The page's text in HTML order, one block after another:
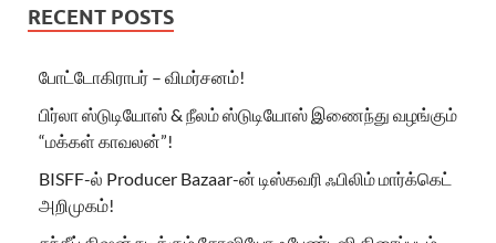
RECENT POSTS
போட்டோகிராபர் – விமர்சனம்!
பிர்லா ஸ்டுடியோஸ் & நீலம் ஸ்டுடியோஸ் இணைந்து வழங்கும்
“மக்கள் காவலன்”!
BISFF-ல் Producer Bazaar-ன் டிஸ்கவரி ஃபிலிம் மார்க்கெட்
அறிமுகம்!